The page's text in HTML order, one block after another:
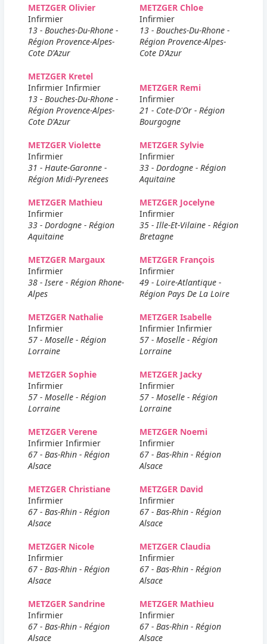
METZGER Olivier
Infirmier
13 - Bouches-Du-Rhone -
Région Provence-Alpes-
Cote D'Azur
METZGER Chloe
Infirmier
13 - Bouches-Du-Rhone -
Région Provence-Alpes-
Cote D'Azur
METZGER Kretel
Infirmier Infirmier
13 - Bouches-Du-Rhone -
Région Provence-Alpes-
Cote D'Azur
METZGER Remi
Infirmier
21 - Cote-D'Or - Région
Bourgogne
METZGER Violette
Infirmier
31 - Haute-Garonne -
Région Midi-Pyrenees
METZGER Sylvie
Infirmier
33 - Dordogne - Région
Aquitaine
METZGER Mathieu
Infirmier
33 - Dordogne - Région
Aquitaine
METZGER Jocelyne
Infirmier
35 - Ille-Et-Vilaine - Région
Bretagne
METZGER Margaux
Infirmier
38 - Isere - Région Rhone-
Alpes
METZGER François
Infirmier
49 - Loire-Atlantique -
Région Pays De La Loire
METZGER Nathalie
Infirmier
57 - Moselle - Région
Lorraine
METZGER Isabelle
Infirmier Infirmier
57 - Moselle - Région
Lorraine
METZGER Sophie
Infirmier
57 - Moselle - Région
Lorraine
METZGER Jacky
Infirmier
57 - Moselle - Région
Lorraine
METZGER Verene
Infirmier Infirmier
67 - Bas-Rhin - Région
Alsace
METZGER Noemi
Infirmier
67 - Bas-Rhin - Région
Alsace
METZGER Christiane
Infirmier
67 - Bas-Rhin - Région
Alsace
METZGER David
Infirmier
67 - Bas-Rhin - Région
Alsace
METZGER Nicole
Infirmier
67 - Bas-Rhin - Région
Alsace
METZGER Claudia
Infirmier
67 - Bas-Rhin - Région
Alsace
METZGER Sandrine
Infirmier
67 - Bas-Rhin - Région
Alsace
METZGER Mathieu
Infirmier
67 - Bas-Rhin - Région
Alsace